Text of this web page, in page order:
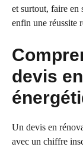
et surtout, faire en
enfin une réussite
devis
Un devis en
avec un chiffre